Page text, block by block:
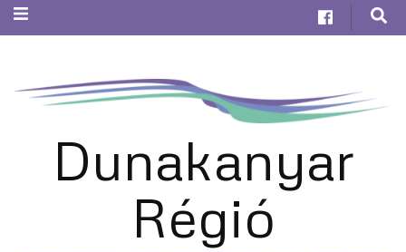
Dunakanyar
Régió